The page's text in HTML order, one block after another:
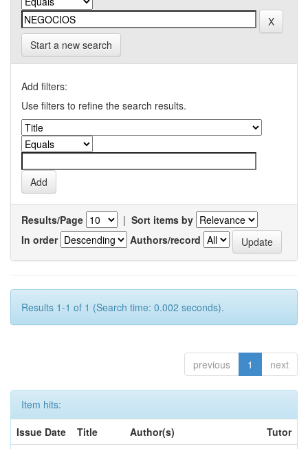
Start a new search
Add filters:
Use filters to refine the search results.
Results/Page | Sort items by
In order
Authors/record
Results 1-1 of 1 (Search time: 0.002 seconds).
previous 1 next
Item hits:
Issue Date
Title Author(s)
Tutor